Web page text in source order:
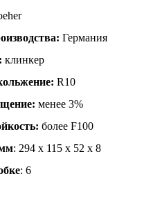
Германия
клинкер
R10
менее 3%
более F100
: 294 х 115 х 52 х 8
: 6